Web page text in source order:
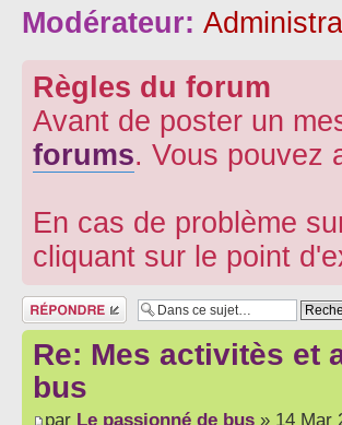
Modérateur:
Règles du forum
Avant de poster un
forums. Vous pouvez
En cas de problème
cliquant sur le point
Répondre
Re: Mes activitès et
bus
par Le passionné de bus » 14 Mar